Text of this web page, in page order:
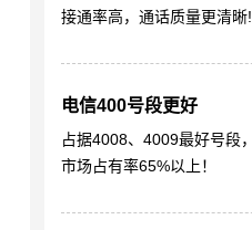
接通率高，通话质量更清晰!
电信400号段更好
占据4008、4009最好号段，
市场占有率65%以上！